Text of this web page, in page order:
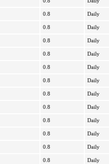
0.8 Daily
0.8 Daily
0.8 Daily
0.8 Daily
0.8 Daily
0.8 Daily
0.8 Daily
0.8 Daily
0.8 Daily
0.8 Daily
0.8 Daily
0.8 Daily